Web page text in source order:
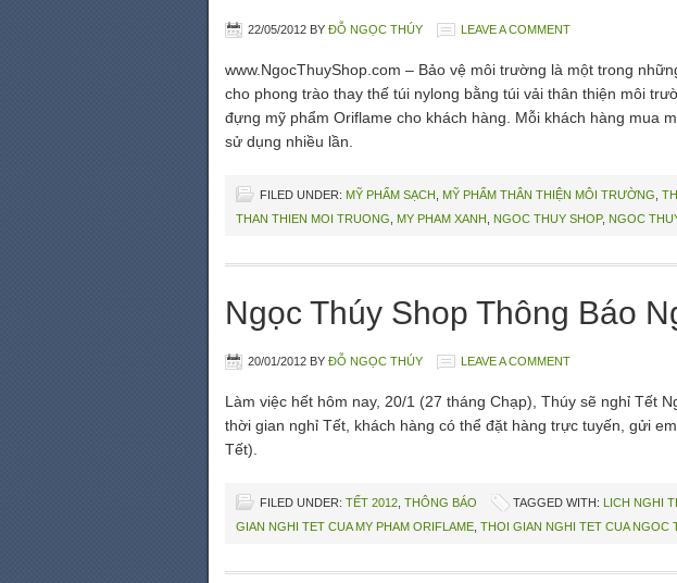
22/05/2012 BY ĐỖ NGỌC THÚY LEAVE A COMMENT
www.NgocThuyShop.com – Bảo vệ môi trường là một trong
cho phong trào thay thế túi nylong bằng túi vải thân thiện môi
đựng mỹ phẩm Oriflame cho khách hàng. Mỗi khách hàng mua
sử dụng nhiều lần.
FILED UNDER: MỸ PHẨM SẠCH MỸ PHẨM THÂN THIỆN MÔI TRƯỜNG
THAN THIEN MOI TRUONG
MY PHAM XANH NGOC THUY SHOP, NGOC
Ngọc Thúy Shop Thông Báo
20/01/2012 BY ĐỖ NGỌC THÚY LEAVE A COMMENT
Làm việc hết hôm nay, 20/1 (27 tháng Chạp), Thúy sẽ nghỉ Tết
thời gian nghỉ Tết, khách hàng có thể đặt hàng trực tuyến, gửi
Tết).
FILED UNDER: TẾT 2012 THÔNG BÁO TAGGED WITH: LICH NGHI
GIAN NGHI TET CUA MY PHAM ORIFLAME THOI GIAN NGHI TET CUA NGOC